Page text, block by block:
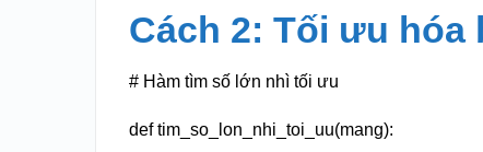
Cách 2: Tối ưu hóa
# Hàm tìm số lớn nhì tối ưu
def tim_so_lon_nhi_toi_uu(mang):